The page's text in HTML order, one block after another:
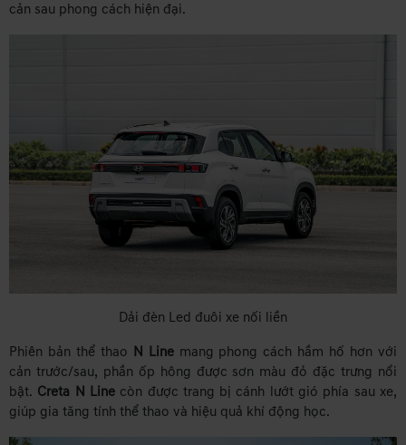
cản sau phong cách hiện đại.
Dải đèn Led đuôi xe nối liền
Phiên bản thể thao N Linemang phong cách hầm hố hơn với
cản trước/sau, phần ốp hông được sơn màu đỏ đặc trưng nổi
bật. Creta N Linecòn được trang bị cánh lướt gió phía sau xe,
giúp gia tăng tính thể thao và hiệu quả khí động học.